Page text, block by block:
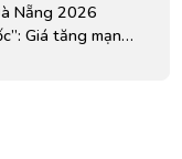
Nẵng 2026
Giá tăng mạnh,